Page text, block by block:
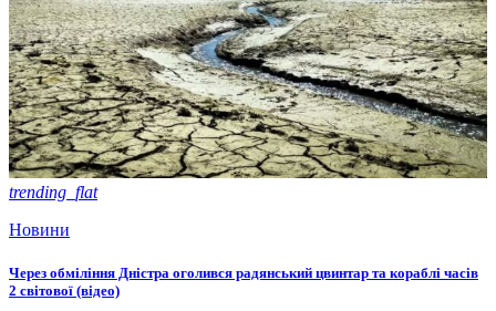
trending_flat
Новини
Через обміління Дністра оголився радянський цвинтар та кораблі часів
2 світової (відео)